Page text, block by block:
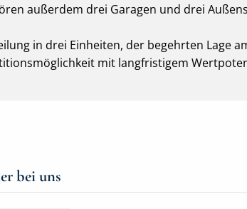
außerdem drei Garagen und drei
in drei Einheiten, der begehrten Lage
mit langfristigem
bei uns